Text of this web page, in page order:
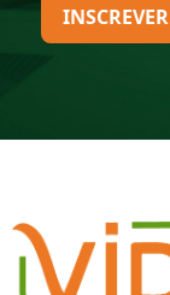
INSCREVER